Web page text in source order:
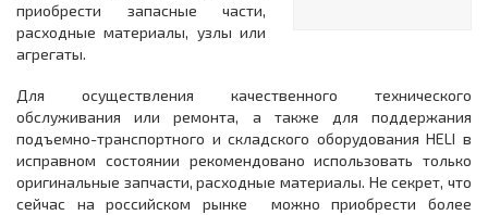
приобрести запасные части,
расходные материалы, узлы или
агрегаты.
Для осуществления качественного технического
обслуживания или ремонта, а также для поддержания
подъемно-транспортного и складского оборудования HELI в
исправном состоянии рекомендовано использовать только
оригинальные запчасти, расходные материалы. Не секрет, что
сейчас на российском рынке можно приобрести более